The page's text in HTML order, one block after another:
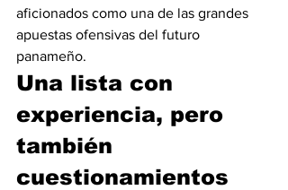
aficionados como una de las grandes
apuestas ofensivas del futuro
panameño.
Una lista con
experiencia, pero
también
cuestionamientos